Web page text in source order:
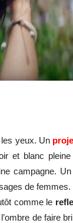
yeux. Un
et blanc
campagne.
de femmes.
comme le
de faire